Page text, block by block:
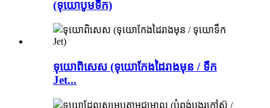
(ទុយោបូមទឹក)
ទុយោពិសេស (ទុយោកែងដៃរាងមុន / ទឹក
Jet...